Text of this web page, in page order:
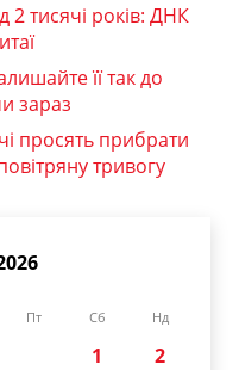
2 тисячі років: ДНК
її так до
зараз
просять прибрати
тривогу
Пт Сб Нд
1
2